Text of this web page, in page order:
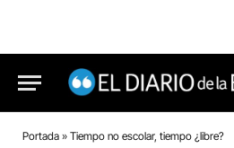
Portada » Tiempo no escolar, tiempo ¿libre?